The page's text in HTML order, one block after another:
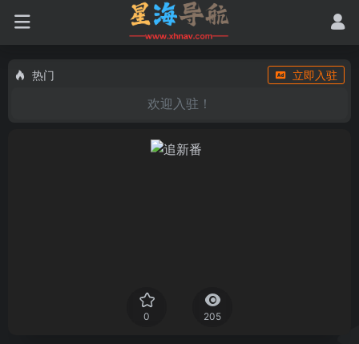
热门 立即入驻
欢迎入驻！
0 205